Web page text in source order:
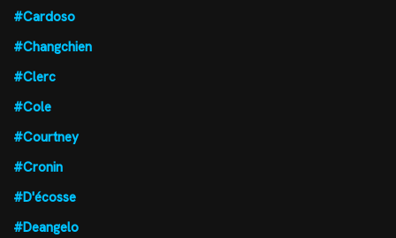
#Cardoso
#Changchien
#Clerc
#Cole
#Courtney
#Cronin
#D'écosse
#Deangelo